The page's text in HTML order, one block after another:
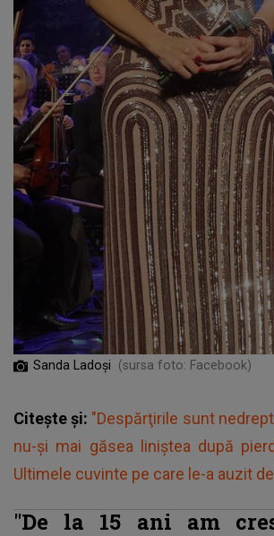
Sanda Ladoși (sursa foto: Facebook)
Citește și: "Despărţirile sunt
nu-şi mai găsea liniştea după
Ultimele cuvinte pe care le-a auzit de
"De la 15 ani am